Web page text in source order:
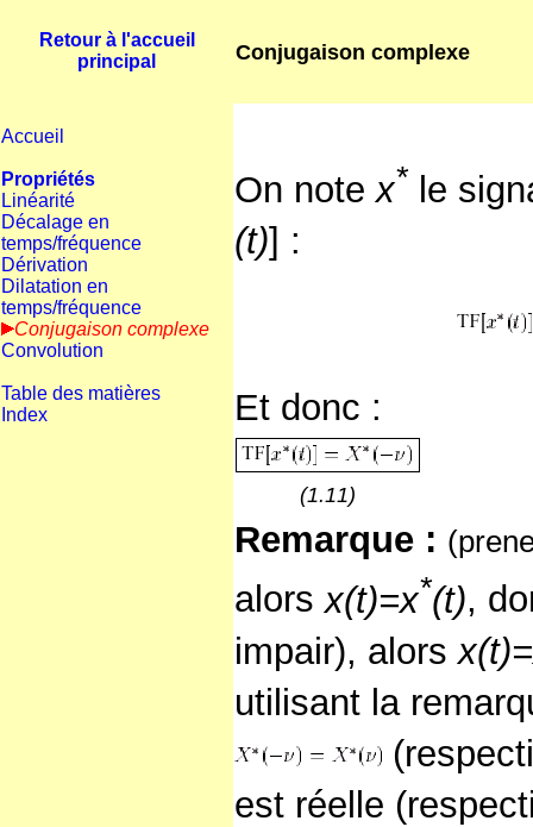
Retour à l'accueil
principal
Conjugaison complexe
Accueil
Propriétés
Linéarité
Décalage en
temps/fréquence
Dérivation
Dilatation en
temps/fréquence
Conjugaison complexe
Convolution
Table des matières
Index
On notex* le
(t)] :
Et donc :
(1.11)
Remarque :
alors x(t)=x*(t),
impair), alors
utilisant la
est réelle